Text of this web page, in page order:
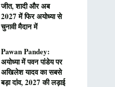
जीत, शादी और अब
2027 में फिर अयोध्या से
चुनावी मैदान में
Pawan Pandey:
अयोध्या में पवन पांडेय पर
अखिलेश यादव का सबसे
बड़ा दांव, 2027 की लड़ाई